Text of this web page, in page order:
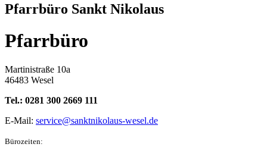
Pfarrbüro Sankt Nikolaus
Pfarrbüro
Martinistraße 10a
46483 Wesel
Tel.: 0281 300 2669 111
E-Mail: service@sanktnikolaus-wesel.de
Bürozeiten: